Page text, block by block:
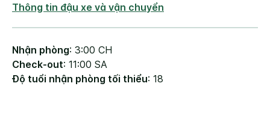
Thông tin đậu xe và vận chuyển
Nhận phòng: 3:00 CH
Check-out: 11:00 SA
Độ tuổi nhận phòng tối thiểu: 18